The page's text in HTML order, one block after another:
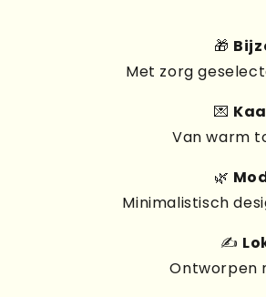
🎁
Met zorg
💌
Van warm
🌿
Minimalistisch
✍️
Ontworpen